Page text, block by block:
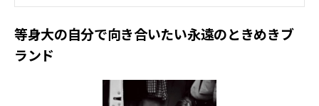
等身大の自分で向き合いたい永遠のときめきブ
ランド